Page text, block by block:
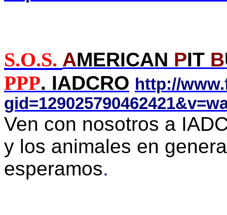
S.O.S. AMERICAN PIT B
PPP. IADCRO http://
Ven con nosotros a
y los animales en
esperamos.